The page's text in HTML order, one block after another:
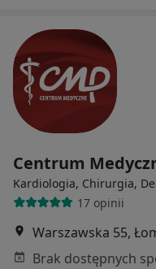
Centrum
Kardiologia, Chirurgia,
17 opinii
Warszawska 55,